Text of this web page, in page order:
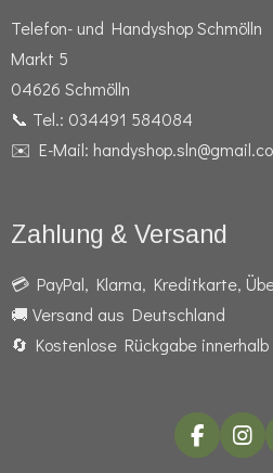
Telefon- und Handyshop Schmölln
Markt 5
04626 Schmölln
📞 Tel.: 034491 584084
✉️ E-Mail:
Zahlung & Versand
💳 PayPal, Klarna, Kreditkarte,
🚚 Versand aus Deutschland
🔄 Kostenlose Rückgabe
F
a
I
n